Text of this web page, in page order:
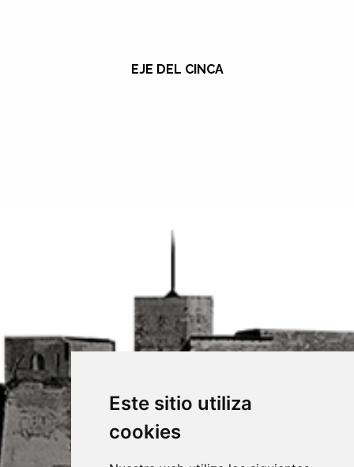
Este sitio utiliza
cookies
EJE DEL CINCA